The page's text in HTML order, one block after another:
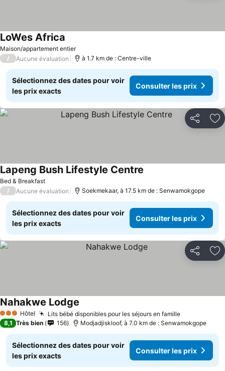
Maison/appartement entier
LoWes Africa
/ Aucune évaluation à 1.7 km de : Centre-ville
Sélectionnez des dates pour voir
les prix exacts
Consulter les prix
Partager
Bed & Breakfast
Lapeng Bush Lifestyle Centre
/ Aucune évaluation Soekmekaar, à 17.5 km de : Senwamokgope
Sélectionnez des dates pour voir
les prix exacts
Consulter les prix
Partager
3 ÉtoilesHôtel Lits bébé disponibles pour les séjours en familleConsulter
Nahakwe Lodge
8,1 Très bien 156 Modjadjiskloof, à 7.0 km de : Senwamokgope
Sélectionnez des dates pour voir
les prix exacts
Consulter les prix